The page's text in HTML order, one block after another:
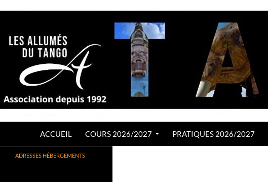
LES ALLUMÉS DU TANGO
ACCUEIL COURS 2026/2027 PRATIQUES 2026/2027
Association de Tango Argentin
depuis 1992
ADRESSES HÉBERGEMENTS